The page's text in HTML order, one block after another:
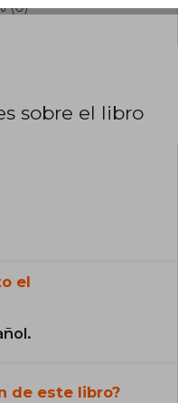
(0)
sobre el libro
el
de este libro?